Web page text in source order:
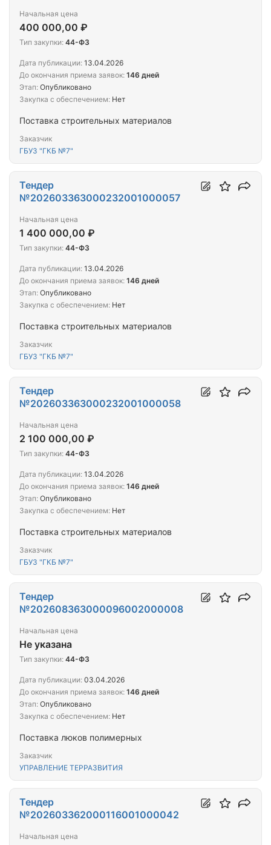
Поставка строительных материалов
Заказчик
ГБУЗ "ГКБ №7"
Начальная цена
400 000,00 ₽
Тип закупки: 44-ФЗ
Дата публикации: 13.04.2026
До окончания приема заявок: 146 дней
Этап: Опубликовано
Закупка с обеспечением: Нет
Поставка строительных материалов
Заказчик
ГБУЗ "ГКБ №7"
Тендер
№202603363000232001000057
Начальная цена
1 400 000,00 ₽
Тип закупки: 44-ФЗ
Дата публикации: 13.04.2026
До окончания приема заявок: 146 дней
Этап: Опубликовано
Закупка с обеспечением: Нет
Поставка строительных материалов
Заказчик
ГБУЗ "ГКБ №7"
Тендер
№202603363000232001000058
Начальная цена
2 100 000,00 ₽
Тип закупки: 44-ФЗ
Дата публикации: 13.04.2026
До окончания приема заявок: 146 дней
Этап: Опубликовано
Закупка с обеспечением: Нет
Поставка люков полимерных
Заказчик
УПРАВЛЕНИЕ ТЕРРАЗВИТИЯ
Тендер
№202608363000096002000008
Начальная цена
Не указана
Тип закупки: 44-ФЗ
Дата публикации: 03.04.2026
До окончания приема заявок: 146 дней
Этап: Опубликовано
Закупка с обеспечением: Нет
Тендер
№202603362000116001000042
Начальная цена